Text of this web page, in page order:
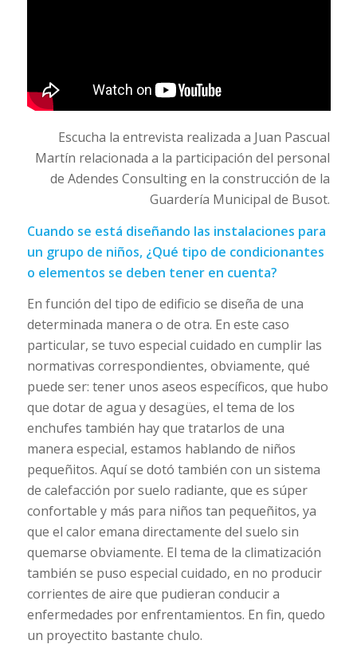
Escucha la entrevista realizada a Juan Pascual
Martín relacionada a la participación del personal
de Adendes Consulting en la construcción de la
Guardería Municipal de Busot.
Cuando se está diseñando las instalaciones para
un grupo de niños, ¿Qué tipo de condicionantes
o elementos se deben tener en cuenta?
En función del tipo de edificio se diseña de una
determinada manera o de otra. En este caso
particular, se tuvo especial cuidado en cumplir las
normativas correspondientes, obviamente, qué
puede ser: tener unos aseos específicos, que hubo
que dotar de agua y desagües, el tema de los
enchufes también hay que tratarlos de una
manera especial, estamos hablando de niños
pequeñitos. Aquí se dotó también con un sistema
de calefacción por suelo radiante, que es súper
confortable y más para niños tan pequeñitos, ya
que el calor emana directamente del suelo sin
quemarse obviamente. El tema de la climatización
también se puso especial cuidado, en no producir
corrientes de aire que pudieran conducir a
enfermedades por enfrentamientos. En fin, quedo
un proyectito bastante chulo.